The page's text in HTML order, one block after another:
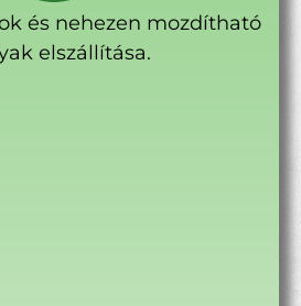
és nehezen mozdítható
elszállítása.